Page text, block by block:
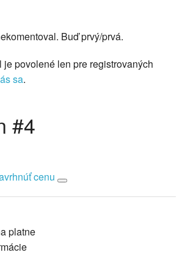
Buď prvý/prvá.
povolené len pre registrovaných
sa.
#4
cenu
platne